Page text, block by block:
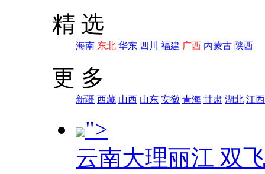
精 选
海南 东北 华东 四川 福建 广西 内蒙古 陕西
更 多
新疆 西藏 山西 山东 安徽 青海 甘肃 湖北 江西
">
云南大理丽江 双